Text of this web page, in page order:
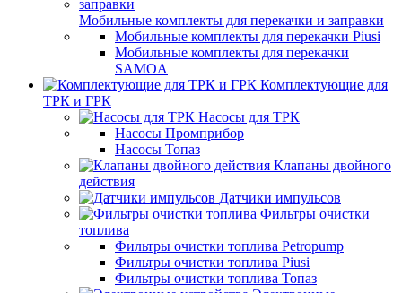
Мобильные комплекты для перекачки и заправки
Мобильные комплекты для перекачки Piusi
Мобильные комплекты для перекачки
SAMOA
Комплектующие для
ТРК и ГРК
Насосы для ТРК
Насосы Промприбор
Насосы Топаз
Клапаны двойного
действия
Датчики импульсов
Фильтры очистки
топлива
Фильтры очистки топлива Petropump
Фильтры очистки топлива Piusi
Фильтры очистки топлива Топаз